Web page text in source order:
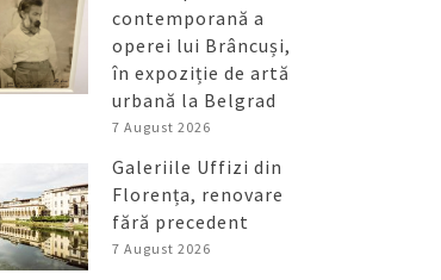
contemporană a
operei lui Brâncuși,
în expoziție de artă
urbană la Belgrad
7 August 2026
Galeriile Uffizi din
Florența, renovare
fără precedent
7 August 2026